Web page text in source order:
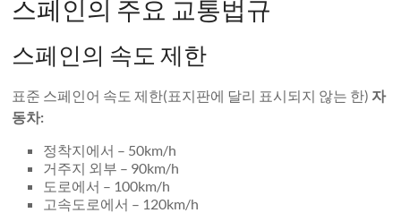
스페인의 주요 교통법규
스페인의 속도 제한
표준 스페인어 속도 제한(표지판에 달리 표시되지 않는 한) 자
동차:
정착지에서 – 50km/h
거주지 외부 – 90km/h
도로에서 – 100km/h
고속도로에서 – 120km/h